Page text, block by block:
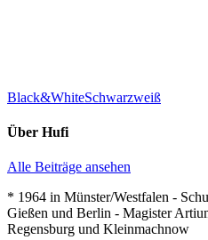
Black&WhiteSchwarzweiß
Über Hufi
Alle Beiträge ansehen
* 1964 in Münster/Westfalen -
Gießen und Berlin - Magister
Regensburg und Kleinmachnow